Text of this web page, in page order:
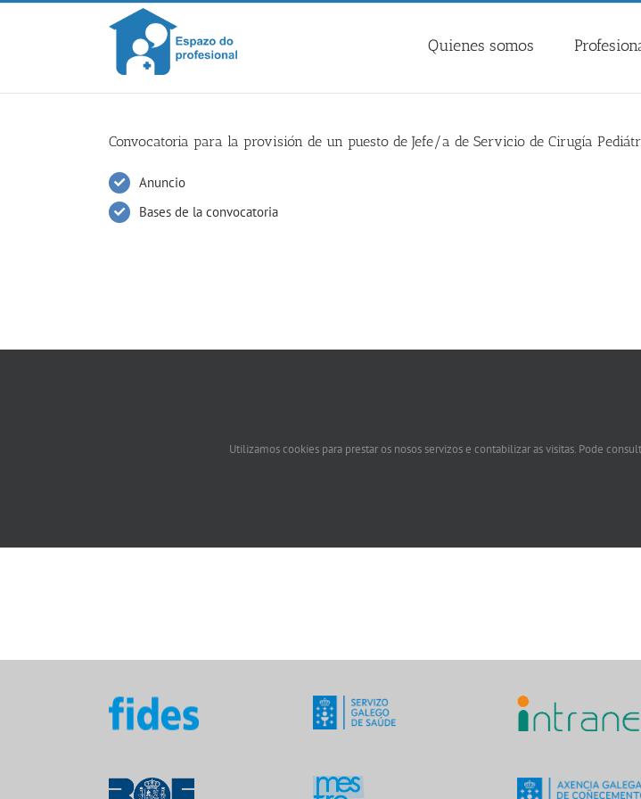
Skip
Quienes somos
Convocatoria para la provisión de un puesto de Jefe/a de Servicio de Cirugía
Anuncio
Bases de la convocatoria
Utilizamos cookies para prestar os nosos servizos e contabilizar as visitas. Pode